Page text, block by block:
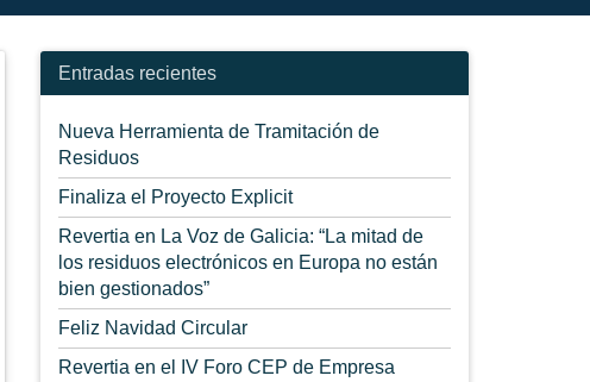
Entradas recientes
Nueva Herramienta de Tramitación de
Residuos
Finaliza el Proyecto Explicit
Revertia en La Voz de Galicia: “La mitad de
los residuos electrónicos en Europa no están
bien gestionados”
Feliz Navidad Circular
Revertia en el IV Foro CEP de Empresa